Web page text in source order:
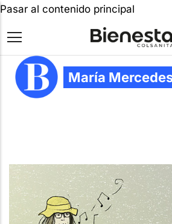
Pasar al contenido principal
María